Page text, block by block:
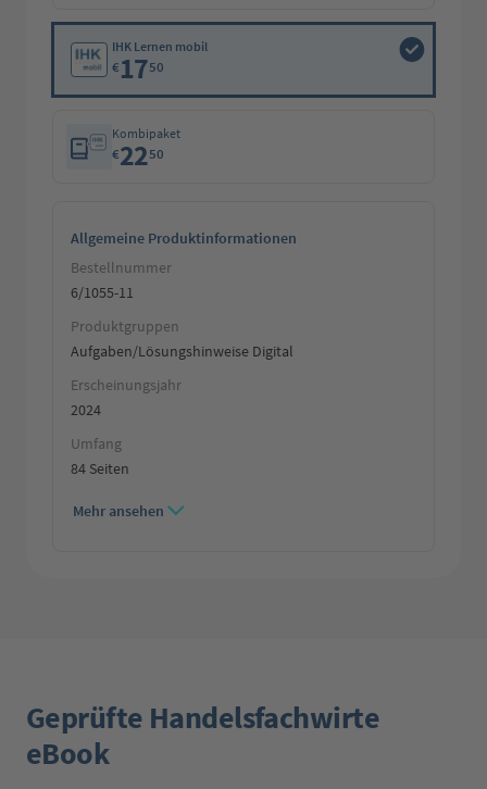
IHK Lernen mobil
€1750
Kombipaket
€2250
Allgemeine Produktinformationen
Bestellnummer
6/1055-11
Produktgruppen
Aufgaben/Lösungshinweise Digital
Erscheinungsjahr
2024
Umfang
84 Seiten
Mehr ansehen
Geprüfte Handelsfachwirte
eBook